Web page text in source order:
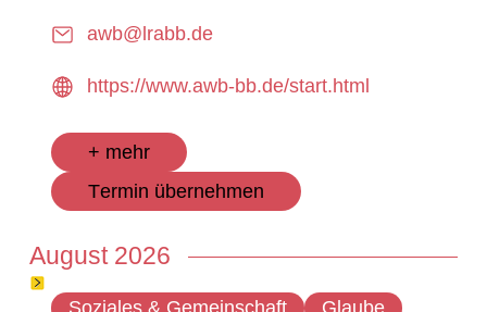
awb@lrabb.de
https://www.awb-bb.de/start.html
+ mehr
Termin übernehmen
August 2026